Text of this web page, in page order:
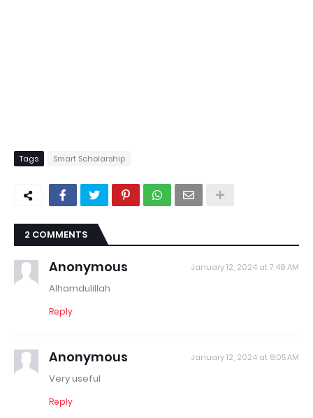
Tags Smart Scholarship
2 COMMENTS
Anonymous January 12, 2024 at 7:49 AM
Alhamdulillah
Reply
Anonymous January 12, 2024 at 8:05 AM
Very useful
Reply